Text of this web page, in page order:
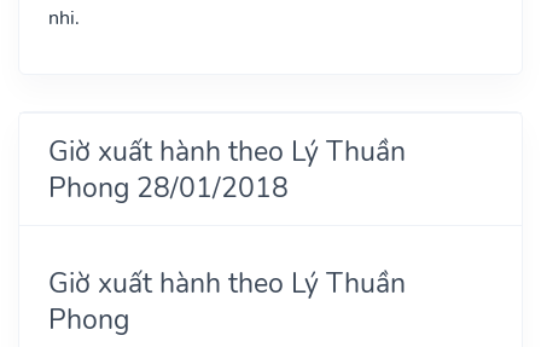
nhi.
Giờ xuất hành theo Lý Thuần
Phong 28/01/2018
Giờ xuất hành theo Lý Thuần
Phong